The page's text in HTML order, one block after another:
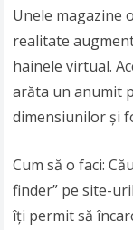
Unele magazine
realitate
hainele virtual.
arăta un anumit
dimensiunilor și
Cum să o faci:
finder” pe site-
îți permit să